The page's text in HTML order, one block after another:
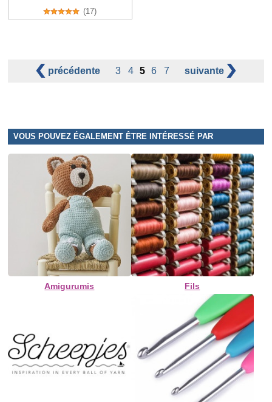
(17)
précédente 3 4 5 6 7 suivante
VOUS POUVEZ ÉGALEMENT ÊTRE INTÉRESSÉ PAR
Amigurumis Fils